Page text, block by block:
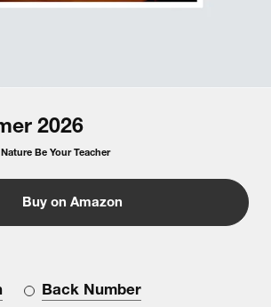
2026
Be Your Teacher
Buy on Amazon
Back Number